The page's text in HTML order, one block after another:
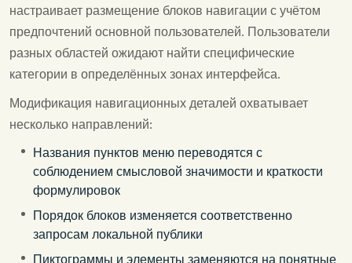
настраивает размещение блоков навигации с учётом
предпочтений основной пользователей. Пользователи
разных областей ожидают найти специфические
категории в определённых зонах интерфейса.
Модификация навигационных деталей охватывает
несколько направлений:
Названия пунктов меню переводятся с
соблюдением смысловой значимости и краткости
формулировок
Порядок блоков изменяется соответственно
запросам локальной публики
Пиктограммы и элементы заменяются на понятные